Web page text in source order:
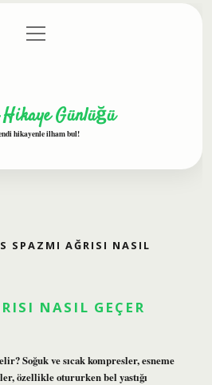
Gizlilik Politikası
menüyü
aç
Hikaye Günlüğü
hikayenle ilham bul!
SPAZMI AĞRISI NASIL
NASIL GEÇER
Soğuk ve sıcak kompresler, esneme
özellikle otururken bel yastığı